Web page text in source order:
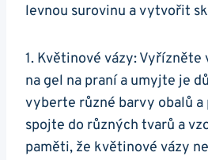
levnou surovinu a‌ vytvořit
1. Květinové vázy: Vyřízněte
na gel na praní a umyjte je
vyberte různé barvy obalů a
spojte ⁣do různých tvarů a
paměti, že květinové vázy